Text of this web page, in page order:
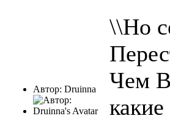
Автор: Druinna
\\Но
Чем